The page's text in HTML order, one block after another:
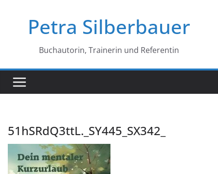
Petra Silberbauer
Buchautorin, Trainerin und Referentin
51hSRdQ3ttL._SY445_SX342_